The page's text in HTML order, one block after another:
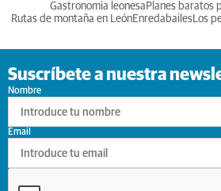
Gastronomia leonesa Planes baratos
Rutas de montaña en LeónEnredabailesLos
Suscríbete a nuestra
Nombre
Email